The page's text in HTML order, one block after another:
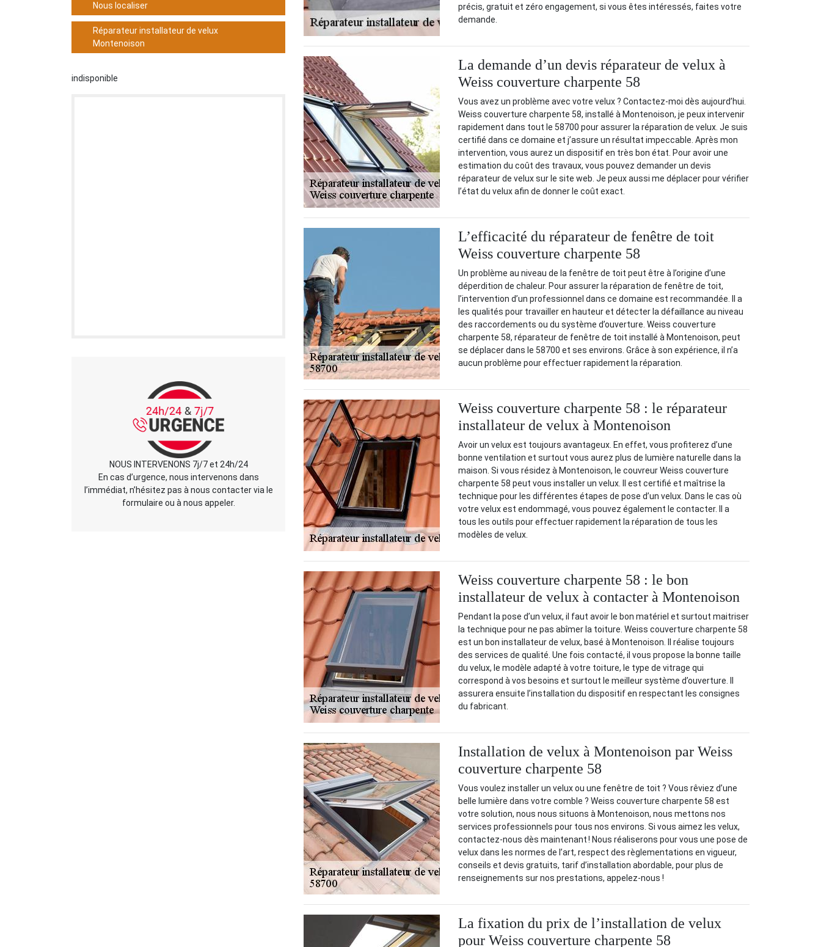
Nous localiser
Réparateur installateur de velux
Montenoison
indisponible
NOUS INTERVENONS 7j/7 et 24h/24
En cas d’urgence, nous intervenons dans
l’immédiat, n’hésitez pas à nous contacter via le
formulaire ou à nous appeler.
précis, gratuit et zéro engagement, si vous êtes intéressés, faites votre
demande.
La demande d’un devis réparateur de velux à
Weiss couverture charpente 58
Vous avez un problème avec votre velux ? Contactez-moi dès aujourd’hui.
Weiss couverture charpente 58, installé à Montenoison, je peux intervenir
rapidement dans tout le 58700 pour assurer la réparation de velux. Je suis
certifié dans ce domaine et j’assure un résultat impeccable. Après mon
intervention, vous aurez un dispositif en très bon état. Pour avoir une
estimation du coût des travaux, vous pouvez demander un devis
réparateur de velux sur le site web. Je peux aussi me déplacer pour vérifier
l’état du velux afin de donner le coût exact.
L’efficacité du réparateur de fenêtre de toit
Weiss couverture charpente 58
Un problème au niveau de la fenêtre de toit peut être à l’origine d’une
déperdition de chaleur. Pour assurer la réparation de fenêtre de toit,
l’intervention d’un professionnel dans ce domaine est recommandée. Il a
les qualités pour travailler en hauteur et détecter la défaillance au niveau
des raccordements ou du système d’ouverture. Weiss couverture
charpente 58, réparateur de fenêtre de toit installé à Montenoison, peut
se déplacer dans le 58700 et ses environs. Grâce à son expérience, il n’a
aucun problème pour effectuer rapidement la réparation.
Weiss couverture charpente 58 : le réparateur
installateur de velux à Montenoison
Avoir un velux est toujours avantageux. En effet, vous profiterez d’une
bonne ventilation et surtout vous aurez plus de lumière naturelle dans la
maison. Si vous résidez à Montenoison, le couvreur Weiss couverture
charpente 58 peut vous installer un velux. Il est certifié et maîtrise la
technique pour les différentes étapes de pose d’un velux. Dans le cas où
votre velux est endommagé, vous pouvez également le contacter. Il a
tous les outils pour effectuer rapidement la réparation de tous les
modèles de velux.
Weiss couverture charpente 58 : le bon
installateur de velux à contacter à Montenoison
Pendant la pose d’un velux, il faut avoir le bon matériel et surtout maitriser
la technique pour ne pas abîmer la toiture. Weiss couverture charpente 58
est un bon installateur de velux, basé à Montenoison. Il réalise toujours
des services de qualité. Une fois contacté, il vous propose la bonne taille
du velux, le modèle adapté à votre toiture, le type de vitrage qui
correspond à vos besoins et surtout le meilleur système d’ouverture. Il
assurera ensuite l’installation du dispositif en respectant les consignes
du fabricant.
Installation de velux à Montenoison par Weiss
couverture charpente 58
Vous voulez installer un velux ou une fenêtre de toit ? Vous rêviez d’une
belle lumière dans votre comble ? Weiss couverture charpente 58 est
votre solution, nous nous situons à Montenoison, nous mettons nos
services professionnels pour tous nos environs. Si vous aimez les velux,
contactez-nous dès maintenant ! Nous réaliserons pour vous une pose de
velux dans les normes de l’art, respect des règlementations en vigueur,
conseils et devis gratuits, tarif d’installation abordable, pour plus de
renseignements sur nos prestations, appelez-nous !
La fixation du prix de l’installation de velux
pour Weiss couverture charpente 58